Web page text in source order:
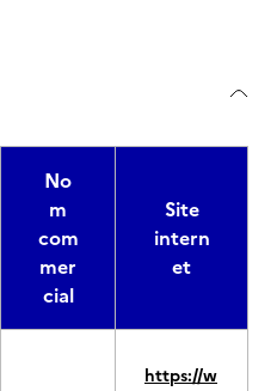
No
m
com
mer
cial
Site
intern
et
https://w